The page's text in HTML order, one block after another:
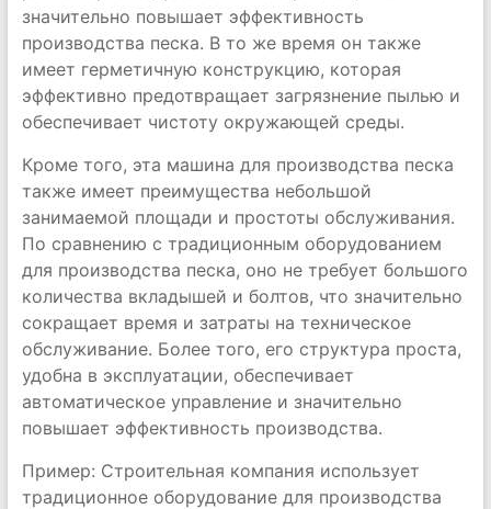
значительно повышает эффективность
производства песка. В то же время он также
имеет герметичную конструкцию, которая
эффективно предотвращает загрязнение пылью и
обеспечивает чистоту окружающей среды.
Кроме того, эта машина для производства песка
также имеет преимущества небольшой
занимаемой площади и простоты обслуживания.
По сравнению с традиционным оборудованием
для производства песка, оно не требует большого
количества вкладышей и болтов, что значительно
сокращает время и затраты на техническое
обслуживание. Более того, его структура проста,
удобна в эксплуатации, обеспечивает
автоматическое управление и значительно
повышает эффективность производства.
Пример: Строительная компания использует
традиционное оборудование для производства